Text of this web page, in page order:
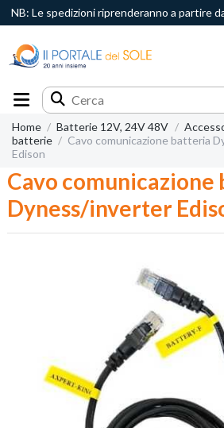
NB: Le spedizioni riprenderanno a partire
Home Batterie 12V, 24V 48V
batterie
Cavo comunicazione batteria
Edison
Cavo
Dyness/inverter